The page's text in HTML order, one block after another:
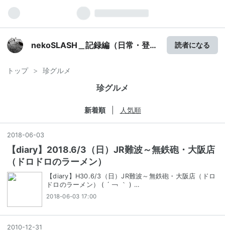
nekoSLASH＿記録編（日常・登
読者になる
トップ > 珍グルメ
珍グルメ
新着順 人気順
2018-06-03
【diary】2018.6/3（日）JR難波～無鉄砲・大阪店
（ドロドロのラーメン）
【diary】H30.6/3（日）JR難波～無鉄砲・大阪店（ドロ
ドロのラーメン） ( ´ ￢ ｀ ) …
2018-06-03 17:00
2010-12-31